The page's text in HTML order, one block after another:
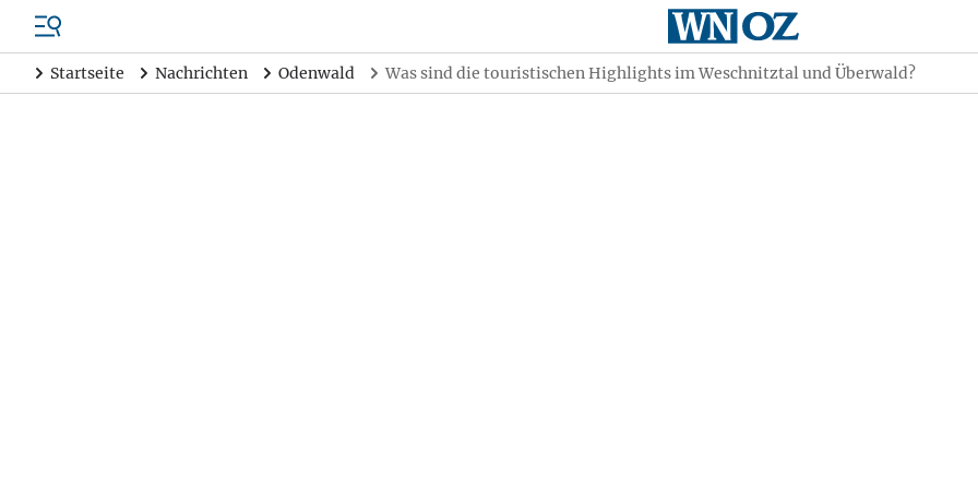
Startseite Nachrichten Odenwald Was sind die touristischen Highlights im Weschnitztal und Überwald?